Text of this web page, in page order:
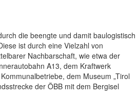
die beengte und damit baulogistisch
ist durch eine Vielzahl von
Nachbarschaft, wie etwa der
A13, dem Kraftwerk
dem Museum „Tirol
der ÖBB mit dem Bergisel